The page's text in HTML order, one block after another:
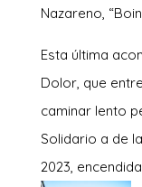
Nazareno,
Esta última
Dolor, que
caminar lento
Solidario a de
2023,